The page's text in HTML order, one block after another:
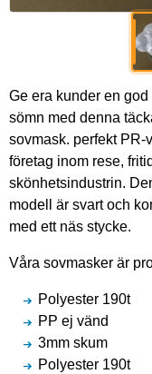
Ge era kunder en god
sömn med denna
sovmask. perfekt PR-
företag inom rese,
skönhetsindustrin.
modell är svart och
med ett näs stycke.
Våra sovmasker är
Polyester 190t
PP ej vänd
3mm skum
Polyester 190t